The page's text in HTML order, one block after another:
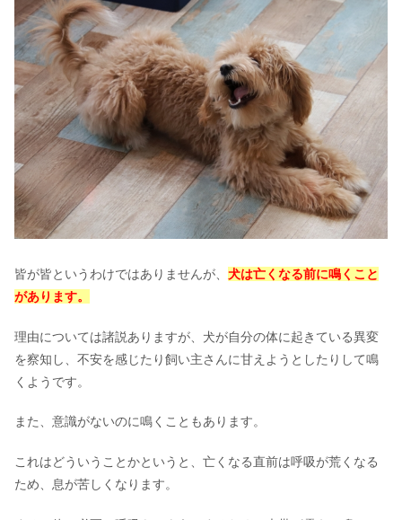
犬の鳴き声がかすれる！これって病気
なの？
犬の膵炎の死亡率はどのくらい？症状
や原因を紹介
老犬がご飯を食べない時の余命｜最期
の症状や水を飲まない場合は？
皆が皆というわけではありませんが、 犬は亡くなる前に鳴くこと
があります。
理由については諸説ありますが、犬が自分の体に起きている異変
を察知し、不安を感じたり飼い主さんに甘えようとしたりして鳴
くようです。
また、意識がないのに鳴くこともあります。
これはどういうことかというと、亡くなる直前は呼吸が荒くなる
ため、息が苦しくなります。